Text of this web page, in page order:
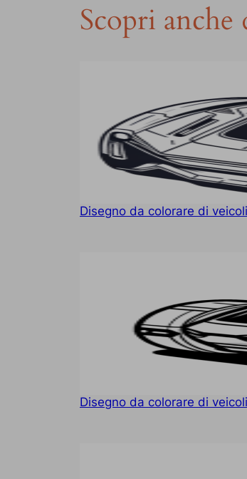
Scopri
Disegno da colorare di
Disegno da colorare di